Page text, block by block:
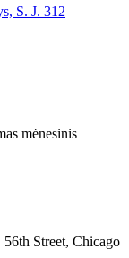
S. J. 312
mėnesinis
Street, Chicago